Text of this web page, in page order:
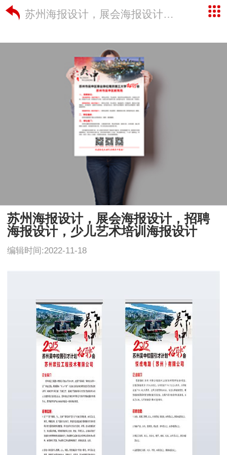
苏州海报设计，展会海报设计，招聘海报设计，少儿艺术培训海报设计
苏州海报设计，展会海报设计，招聘
海报设计，少儿艺术培训海报设计
编辑时间:2022-11-18